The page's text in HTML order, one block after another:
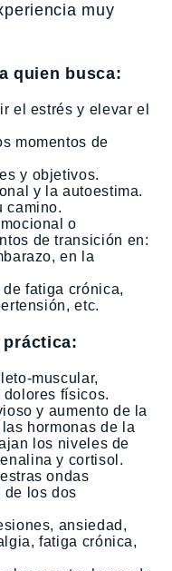
muy
quien busca:
el estrés y elevar el
momentos de
y objetivos.
y la autoestima.
camino.
o
de transición en:
en la
fatiga crónica,
etc.
muscular,
físicos.
y aumento de la
hormonas de la
los niveles de
y cortisol.
ondas
de los dos
ansiedad,
fatiga crónica,